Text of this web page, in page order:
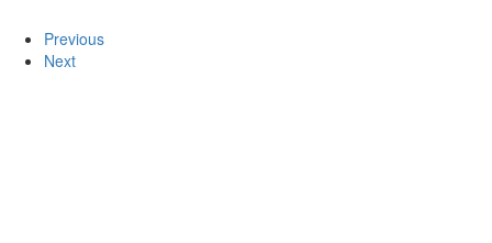
Previous
Next